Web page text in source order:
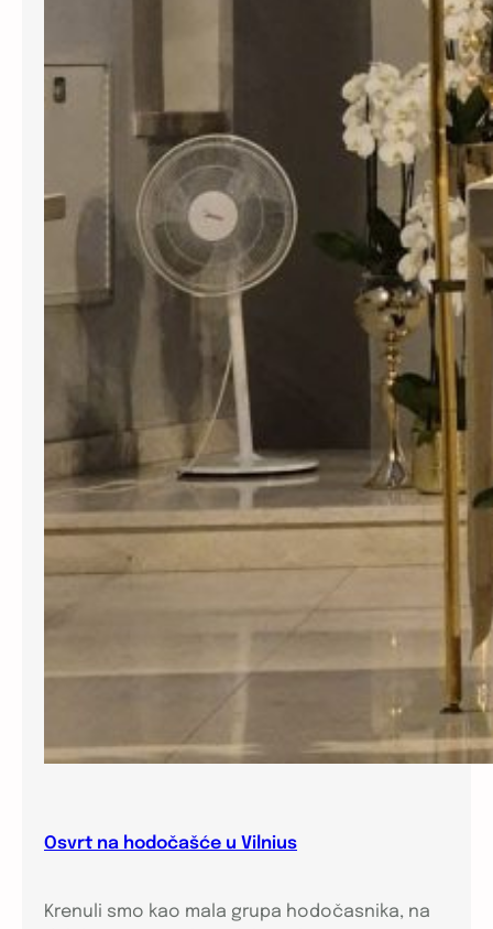
Osvrt na hodočašće u Vilnius
Krenuli smo kao mala grupa hodočasnika, na